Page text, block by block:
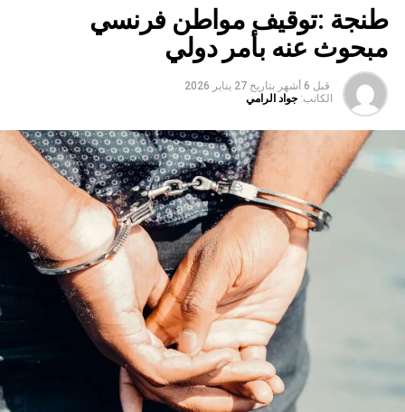
طنجة :توقيف مواطن فرنسي
مبحوث عنه بأمر دولي
قبل 6 أشهر بتاريخ 27 يناير 2026
الكاتب: جواد الرامي